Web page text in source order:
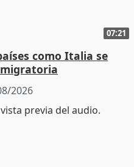
07:21
como Italia se
2026